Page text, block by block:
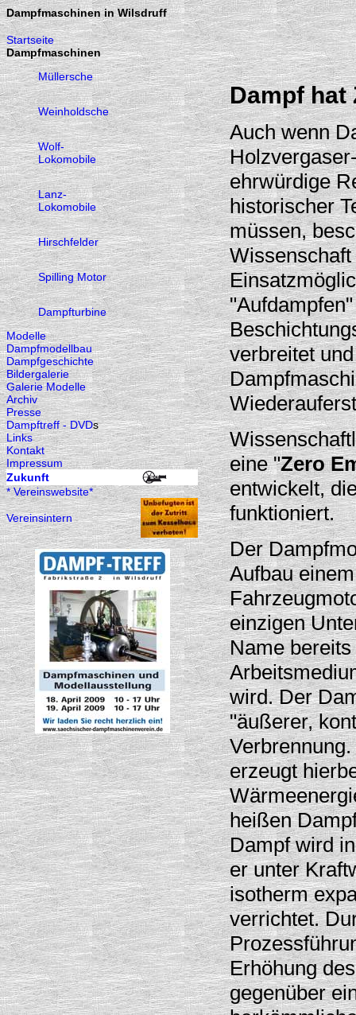
Dampfmaschinen in Wilsdruff
Startseite
Dampfmaschinen
Müllersche
Weinholdsche
Wolf-
Lokomobile
Lanz-
Lokomobile
Hirschfelder
Spilling Motor
Dampfturbine
Modelle
Dampfmodellbau
Dampfgeschichte
Bildergalerie
Galerie Modelle
Archiv
Presse
Dampftreff - DVDs
Links
Kontakt
Impressum
Zukunft
* Vereinswebsite*
Vereinsintern
Dampf hat
Auch wenn
ehrwürdige
historischer
müssen,
verbreitet
eine "Zero
entwickelt,
funktioniert.
Der
Aufbau
einzigen
Name
wird. Der
"äußerer,
erzeugt
heißen
Dampf wird
er unter
isotherm
verrichtet.
Erhöhung
gegenüber